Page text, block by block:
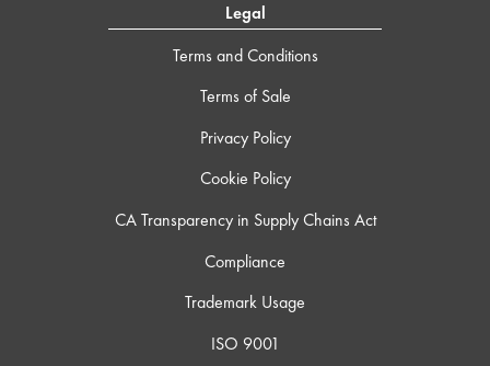
Legal
Terms and Conditions
Terms of Sale
Privacy Policy
Cookie Policy
CA Transparency in Supply Chains Act
Compliance
Trademark Usage
ISO 9001